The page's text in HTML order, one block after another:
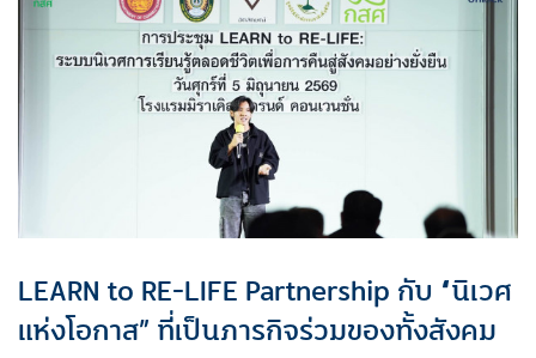
LEARN to RE-LIFE Partnership กับ “นิเวศ
แห่งโอกาส” ที่เป็นภารกิจร่วมของทั้งสังคม